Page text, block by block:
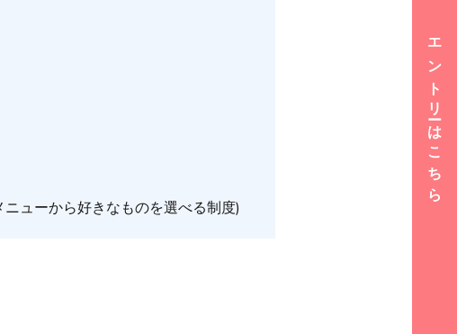
エントリーはこちら
ューから好きなものを選べる制度)